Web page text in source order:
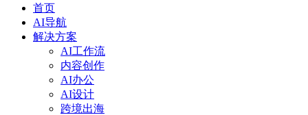
首页
AI导航
解决方案
AI工作流
内容创作
AI办公
AI设计
跨境出海